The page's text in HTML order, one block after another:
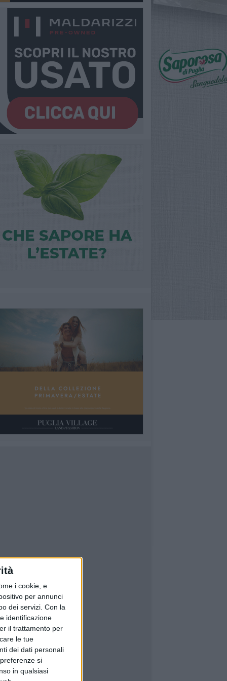
i cookie, e
per annunci
dei servizi. Con la
identificazione
il trattamento per
le tue
dei dati personali
si
in qualsiasi